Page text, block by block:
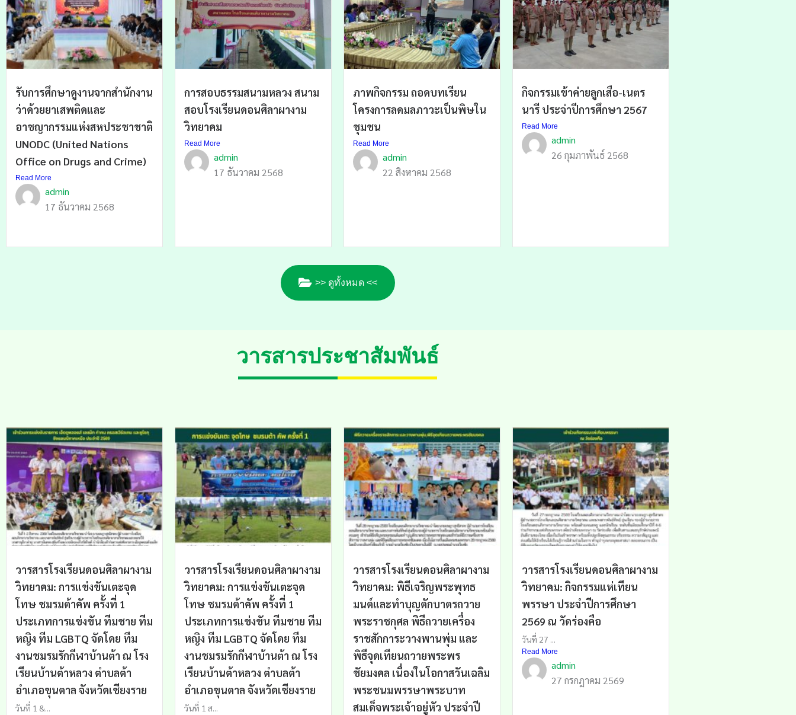
รับการศึกษาดูงานจากสำนักงาน
ว่าด้วยยาเสพติดและ
อาชญากรรมแห่งสหประชาชาติ
UNODC (United Nations
Office on Drugs and Crime)
Read More
admin
17 ธันวาคม 2568
การสอบธรรมสนามหลวง สนาม
สอบโรงเรียนดอนศิลาผางาม
วิทยาคม
Read More
admin
17 ธันวาคม 2568
ภาพกิจกรรม ถอดบทเรียน
โครงการลดมลภาวะเป็นพิษใน
ชุมชน
Read More
admin
22 สิงหาคม 2568
กิจกรรมเข้าค่ายลูกเสือ-เนตร
นารี ประจำปีการศึกษา 2567
Read More
admin
26 กุมภาพันธ์ 2568
>> ดูทั้งหมด <<
วารสารประชาสัมพันธ์
วารสารโรงเรียนดอนศิลาผางาม
วิทยาคม: การแข่งขันเตะจุด
โทษ ชมรมต้าคัพ ครั้งที่ 1
ประเภทการแข่งขัน ทีมชาย ทีม
หญิง ทีม LGBTQ จัดโดย ทีม
งานชมรมรักกีฬาบ้านต้า ณ โรง
เรียนบ้านต้าหลวง ตำบลต้า
อำเภอขุนตาล จังหวัดเชียงราย
วันที่ 1 &...
วารสารโรงเรียนดอนศิลาผางาม
วิทยาคม: การแข่งขันเตะจุด
โทษ ชมรมต้าคัพ ครั้งที่ 1
ประเภทการแข่งขัน ทีมชาย ทีม
หญิง ทีม LGBTQ จัดโดย ทีม
งานชมรมรักกีฬาบ้านต้า ณ โรง
เรียนบ้านต้าหลวง ตำบลต้า
อำเภอขุนตาล จังหวัดเชียงราย
วันที่ 1 ส...
วารสารโรงเรียนดอนศิลาผางาม
วิทยาคม: พิธีเจริญพระพุทธ
มนต์และทำบุญตักบาตรถวาย
พระราชกุศล พิธีถวายเครื่อง
ราชสักการะวางพานพุ่ม และ
พิธีจุดเทียนถวายพระพร
ชัยมงคล เนื่องในโอกาสวันเฉลิม
พระชนมพรรษาพระบาท
สมเด็จพระเจ้าอยู่หัว ประจำปี
วารสารโรงเรียนดอนศิลาผางาม
วิทยาคม: กิจกรรมแห่เทียน
พรรษา ประจำปีการศึกษา
2569 ณ วัดร่องคือ
วันที่ 27 ...
Read More
admin
27 กรกฎาคม 2569